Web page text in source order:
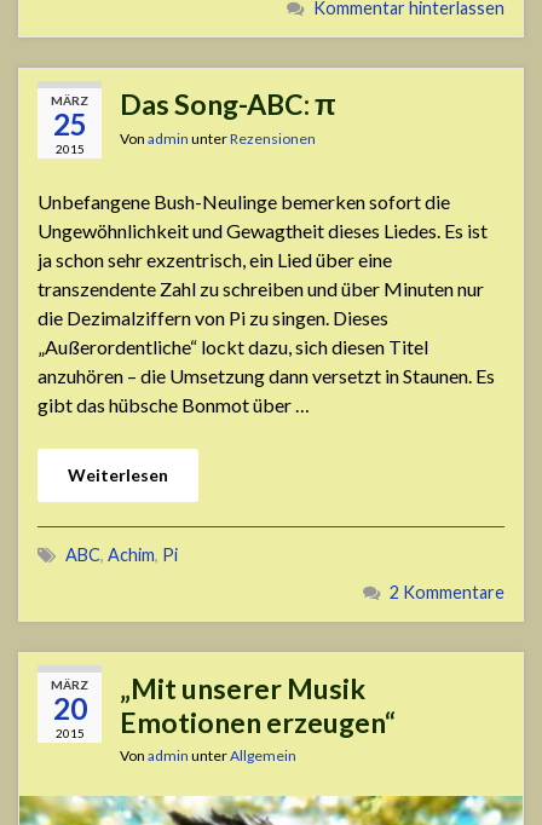
Kommentar hinterlassen
MÄRZ
25
2015
Das Song-ABC: π
Von admin unterRezensionen
Unbefangene Bush-Neulinge bemerken sofort die
Ungewöhnlichkeit und Gewagtheit dieses Liedes. Es ist
ja schon sehr exzentrisch, ein Lied über eine
transzendente Zahl zu schreiben und über Minuten nur
die Dezimalziffern von Pi zu singen. Dieses
„Außerordentliche“ lockt dazu, sich diesen Titel
anzuhören – die Umsetzung dann versetzt in Staunen. Es
gibt das hübsche Bonmot über …
Weiterlesen
ABC, Achim, Pi
2 Kommentare
MÄRZ
20
2015
„Mit unserer Musik
Emotionen erzeugen“
Von admin unterAllgemein